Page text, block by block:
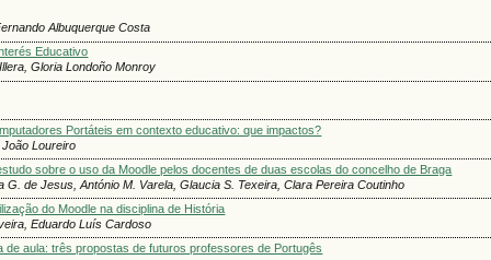
Albuquerque Costa
Educativo
Gloria Londoño Monroy
Portáteis em contexto educativo: que impactos?
Loureiro
sobre o uso da Moodle pelos docentes de duas escolas do concelho de Braga
G. de Jesus, António M. Varela, Glaucia S. Texeira, Clara Pereira Coutinho
do Moodle na disciplina de História
Eduardo Luís Cardoso
de aula: três propostas de futuros professores de Portugês